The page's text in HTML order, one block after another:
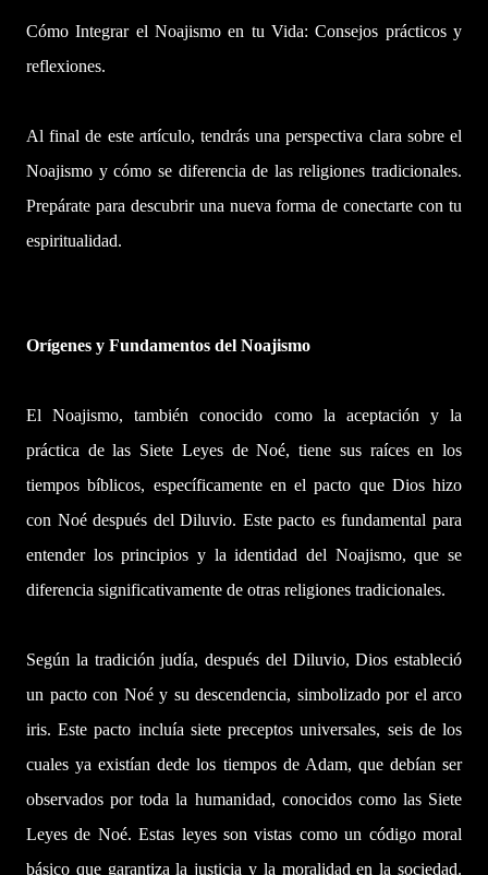
Cómo Integrar el Noajismo en tu Vida: Consejos prácticos y
reflexiones.
Al final de este artículo, tendrás una perspectiva clara sobre el
Noajismo y cómo se diferencia de las religiones tradicionales.
Prepárate para descubrir una nueva forma de conectarte con tu
espiritualidad.
Orígenes y Fundamentos del Noajismo
El Noajismo, también conocido como la aceptación y la
práctica de las Siete Leyes de Noé, tiene sus raíces en los
tiempos bíblicos, específicamente en el pacto que Dios hizo
con Noé después del Diluvio. Este pacto es fundamental para
entender los principios y la identidad del Noajismo, que se
diferencia significativamente de otras religiones tradicionales.
Según la tradición judía, después del Diluvio, Dios estableció
un pacto con Noé y su descendencia, simbolizado por el arco
iris. Este pacto incluía siete preceptos universales, seis de los
cuales ya existían dede los tiempos de Adam, que debían ser
observados por toda la humanidad, conocidos como las Siete
Leyes de Noé. Estas leyes son vistas como un código moral
básico que garantiza la justicia y la moralidad en la sociedad.